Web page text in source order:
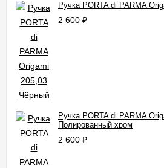
Ручка PORTA di PARMA
2 600 ₽
Ручка PORTA di PARMA
Полированный хром
2 600 ₽